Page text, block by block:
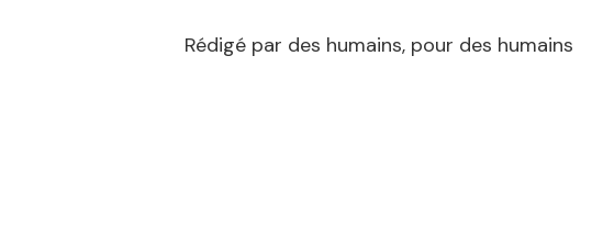
Rédigé par des humains, pour des humains